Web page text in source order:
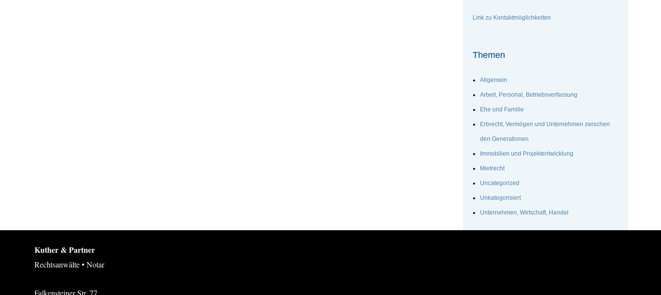
Link zu Kontaktmöglichkeiten
Themen
Allgemein
Arbeit, Personal, Betriebsverfassung
Ehe und Familie
Erbrecht, Vermögen und Unternehmen zwischen
den Generationen
Immobilien und Projektentwicklung
Mietrecht
Uncategorized
Unkategorisiert
Unternehmen, Wirtschaft, Handel
Kuther & Partner
Rechtsanwälte • Notar
Falkensteiner Str. 77